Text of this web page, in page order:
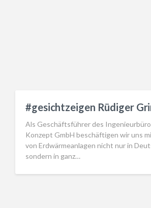
#gesichtzeigen Rüdiger
Als Geschäftsführer des
Konzept GmbH beschäftigen wir uns
von Erdwärmeanlagen nicht nur in
sondern in ganz…